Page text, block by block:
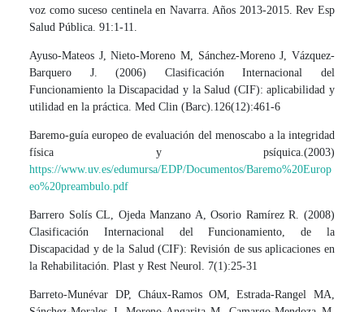
voz como suceso centinela en Navarra. Años 2013-2015. Rev Esp
Salud Pública. 91:1-11.
Ayuso-Mateos J, Nieto-Moreno M, Sánchez-Moreno J, Vázquez-
Barquero J. (2006) Clasificación Internacional del
Funcionamiento la Discapacidad y la Salud (CIF): aplicabilidad y
utilidad en la práctica. Med Clin (Barc).126(12):461-6
Baremo-guía europeo de evaluación del menoscabo a la integridad
física y psíquica.(2003)
https://www.uv.es/edumursa/EDP/Documentos/Baremo%20Europ
eo%20preambulo.pdf
Barrero Solís CL, Ojeda Manzano A, Osorio Ramírez R. (2008)
Clasificación Internacional del Funcionamiento, de la
Discapacidad y de la Salud (CIF): Revisión de sus aplicaciones en
la Rehabilitación. Plast y Rest Neurol. 7(1):25-31
Barreto-Munévar DP, Cháux-Ramos OM, Estrada-Rangel MA,